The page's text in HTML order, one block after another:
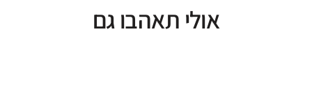
אולי תאהבו גם